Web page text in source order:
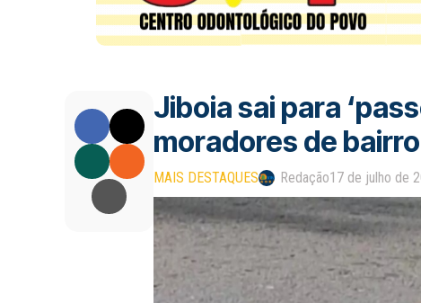
Jiboia sai para
moradores de
MAIS DESTAQUES Redação17 de julho de